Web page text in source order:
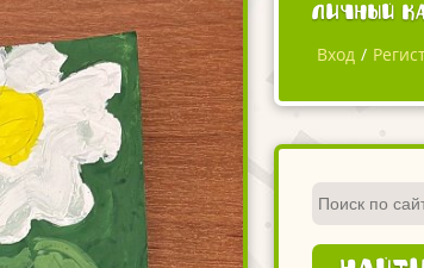
Личный
Вход /